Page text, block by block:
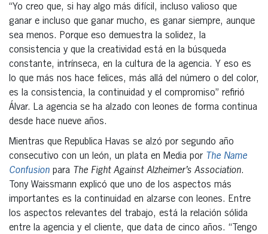
“Yo creo que, si hay algo más difícil, incluso valioso que
ganar e incluso que ganar mucho, es ganar siempre, aunque
sea menos. Porque eso demuestra la solidez, la
consistencia y que la creatividad está en la búsqueda
constante, intrínseca, en la cultura de la agencia. Y eso es
lo que más nos hace felices, más allá del número o del color,
es la consistencia, la continuidad y el compromiso” refirió
Álvar. La agencia se ha alzado con leones de forma continua
desde hace nueve años.
Mientras que Republica Havas se alzó por segundo año
consecutivo con un león, un plata en Media por The Name
Confusion para The Fight Against Alzheimer’s Association.
Tony Waissmann explicó que uno de los aspectos más
importantes es la continuidad en alzarse con leones. Entre
los aspectos relevantes del trabajo, está la relación sólida
entre la agencia y el cliente, que data de cinco años. “Tengo